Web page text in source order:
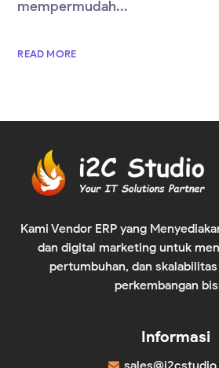
mempermudah...
READ MORE
Kami Vendor ERP yang
dan digital marketing untuk
pertumbuhan, dan
perkembangan
Informasi